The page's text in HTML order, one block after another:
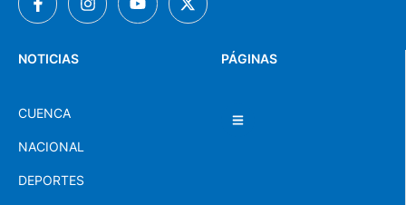
PÁGINAS
NOTICIAS
CUENCA
NACIONAL
DEPORTES